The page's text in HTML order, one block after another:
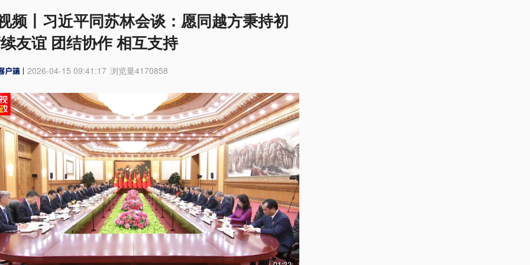
频丨习近平同苏林会谈：愿同越方秉持初
友谊 团结协作 相互支持
2026-04-15 09:41:17 浏览量4170858